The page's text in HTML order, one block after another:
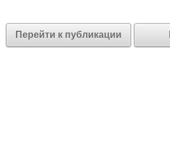
Перейти к публикации